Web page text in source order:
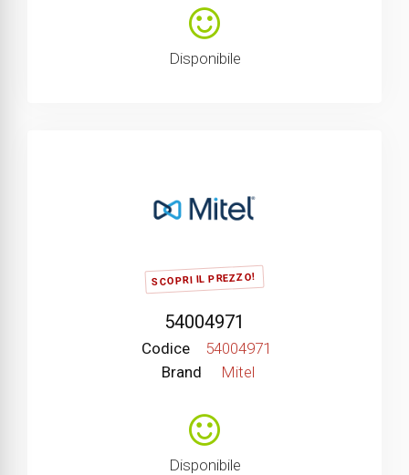
Disponibile
SCOPRI IL PREZZO!
54004971
Codice
54004971
Brand
Mitel
Disponibile